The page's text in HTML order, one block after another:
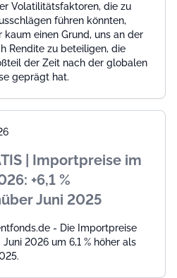
Volatilitätsfaktoren, die zu
führen könnten,
kaum einen Grund, uns an der
Rendite zu beteiligen, die
der Zeit nach der globalen
geprägt hat.
| Importpreise im
+6,1 %
Juni 2025
- Die Importpreise
2026 um 6,1 % höher als